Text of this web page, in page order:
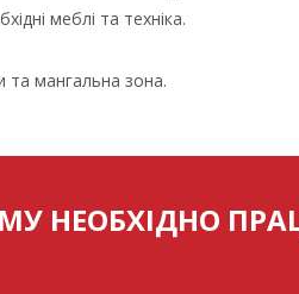
меблі та техніка.
та мангальна зона.
НЕОБХІДНО